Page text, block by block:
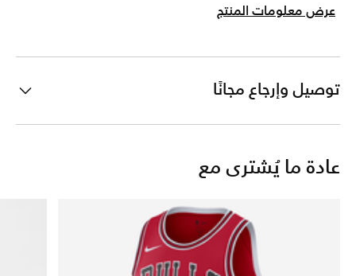
عرض معلومات المنتج
توصيل وإرجاع مجانًا
عادة ما يُشترى مع